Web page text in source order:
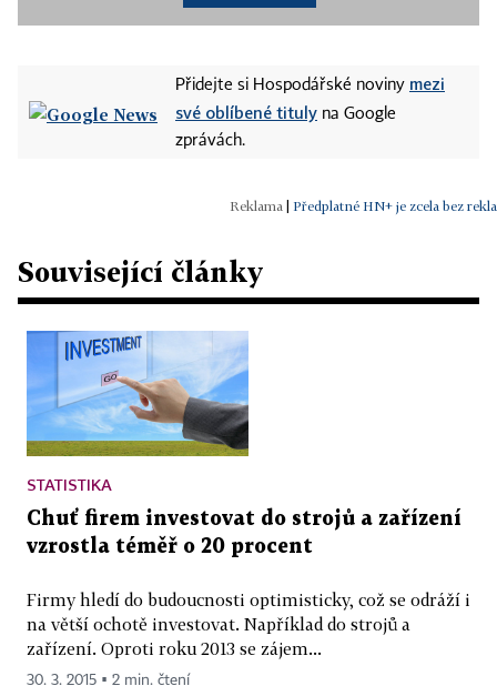
Přidejte si Hospodářské noviny mezi
své oblíbené tituly na Google
zprávách.
Předplatné HN+ je zcela bez
Související články
STATISTIKA
Chuť firem investovat do strojů a zařízení
vzrostla téměř o 20 procent
Firmy hledí do budoucnosti optimisticky, což se odráží i
na větší ochotě investovat. Například do strojů a
zařízení. Oproti roku 2013 se zájem...
30. 3. 2015 ▪ 2 min. čtení